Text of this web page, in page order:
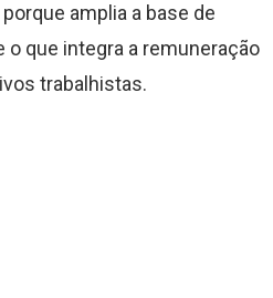
amplia a base de
que integra a remuneração
trabalhistas.